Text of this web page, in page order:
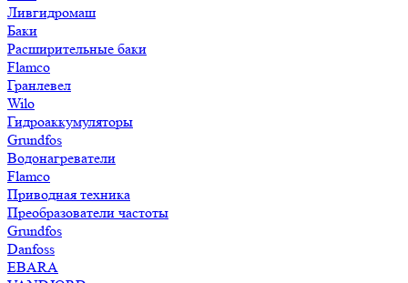
Ливгидромаш
Баки
Расширительные баки
Flamco
Гранлевел
Wilo
Гидроаккумуляторы
Grundfos
Водонагреватели
Flamco
Приводная техника
Преобразователи частоты
Grundfos
Danfoss
EBARA